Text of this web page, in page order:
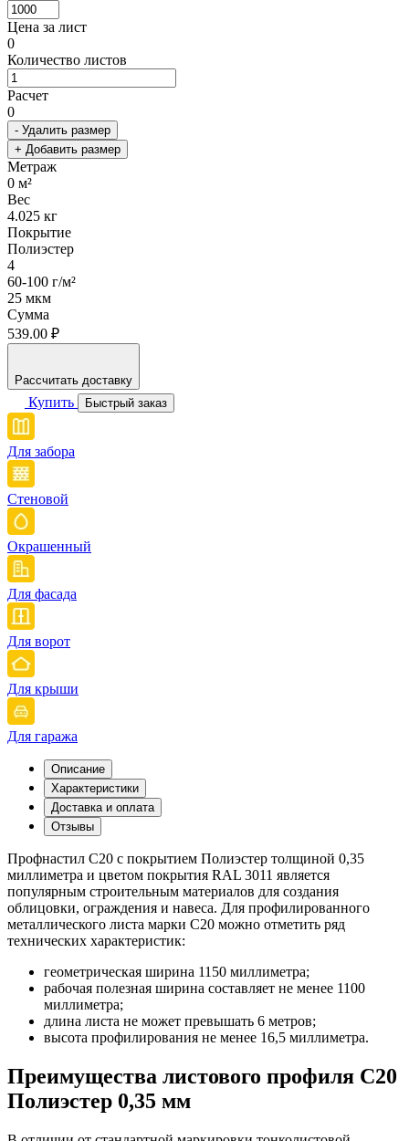
Цена за лист
0
Количество листов
Расчет
0
- Удалить размер
+ Добавить размер
Метраж
0 м²
Вес
4.025 кг
Покрытие
Полиэстер
4
60-100 г/м²
25 мкм
Сумма
539.00 ₽
Рассчитать доставку
Купить Быстрый заказ
Для забора
Стеновой
Окрашенный
Для фасада
Для ворот
Для крыши
Для гаража
Описание
Характеристики
Доставка и оплата
Отзывы
Профнастил С20 с покрытием Полиэстер толщиной 0,35
миллиметра и цветом покрытия RAL 3011 является
популярным строительным материалов для создания
облицовки, ограждения и навеса. Для профилированного
металлического листа марки С20 можно отметить ряд
технических характеристик:
геометрическая ширина 1150 миллиметра;
рабочая полезная ширина составляет не менее 1100
миллиметра;
длина листа не может превышать 6 метров;
высота профилирования не менее 16,5 миллиметра.
Преимущества листового профиля С20
Полиэстер 0,35 мм